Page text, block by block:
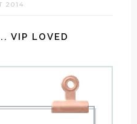
2014
VIP LOVED